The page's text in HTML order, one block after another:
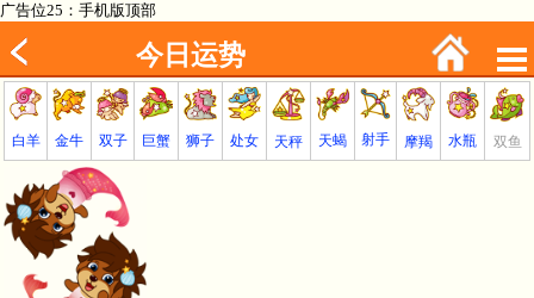
广告位25：手机版顶部
今日运势
白羊 金牛 双子 巨蟹 狮子 处女 天秤 天蝎 射手 摩羯 水瓶 双鱼